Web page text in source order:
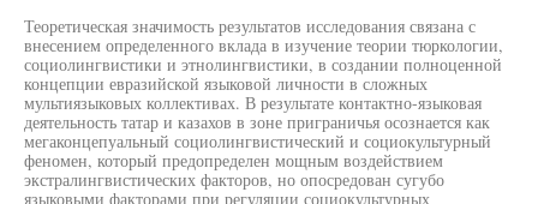
Теоретическая значимость результатов исследования связана с
внесением определенного вклада в изучение теории тюркологии,
социолингвистики и этнолингвистики, в создании полноценной
концепции евразийской языковой личности в сложных
мультиязыковых коллективах. В результате контактно-языковая
деятельность татар и казахов в зоне приграничья осознается как
мегаконцепуальный социолингвистический и социокультурный
феномен, который предопределен мощным воздействием
экстралингвистических факторов, но опосредован сугубо
языковыми факторами при регуляции социокультурных